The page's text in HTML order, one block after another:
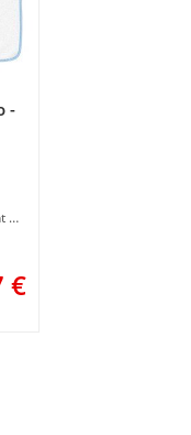
-
Supports à broder à réaliser au point de croix
€